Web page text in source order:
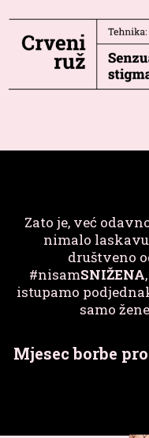
Zato je, već
nimalo
društveno
#nisamSNIŽENA
istupamo
samo
Mjesec borbe